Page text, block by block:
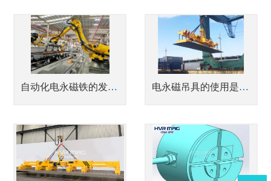
自动化电永磁铁的发展前景有多广？ 电永磁吊具的使用是如何提高钢铁厂的生产效率